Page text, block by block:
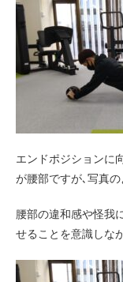
エンドポジションに
が腰部ですが､写真
腰部の違和感や怪我
せることを意識しな